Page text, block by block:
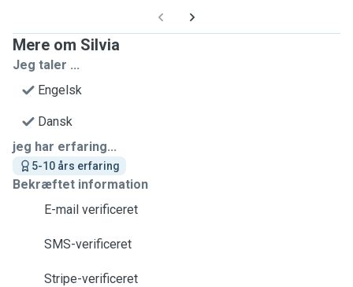
Mere om Silvia
Jeg taler ...
Engelsk
Dansk
jeg har erfaring...
5-10 års erfaring
Bekræftet information
E-mail verificeret
SMS-verificeret
Stripe-verificeret